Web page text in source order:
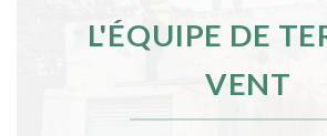
L'ÉQUIPE DE
VENT